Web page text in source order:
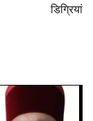
डिग्रियां